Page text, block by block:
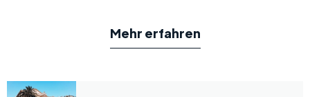
Mehr erfahren